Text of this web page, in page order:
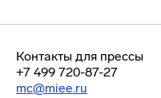
Контакты для прессы
+7 499 720-87-27
mc@miee.ru